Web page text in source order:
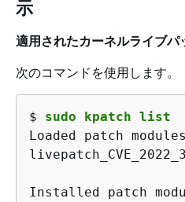
示
適用されたカーネルライブパ
次のコマンドを使用します。
$ sudo kpatch list
Loaded patch
Installed patch